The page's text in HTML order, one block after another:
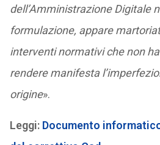
dell’Amministrazione Digitale
formulazione, appare
interventi normativi che non
rendere manifesta
origine».
Leggi: Documento